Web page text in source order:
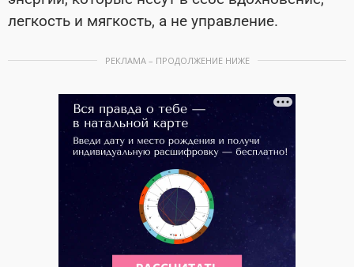
легкость и мягкость, а не управление.
РЕКЛАМА – ПРОДОЛЖЕНИЕ НИЖЕ